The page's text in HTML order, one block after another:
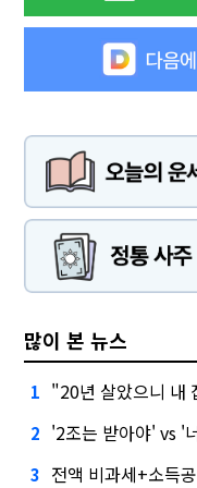
많이 본 뉴스
1 "20년 살았으니 내
2 '2조는 받아야' vs '
3 전액 비과세+소득